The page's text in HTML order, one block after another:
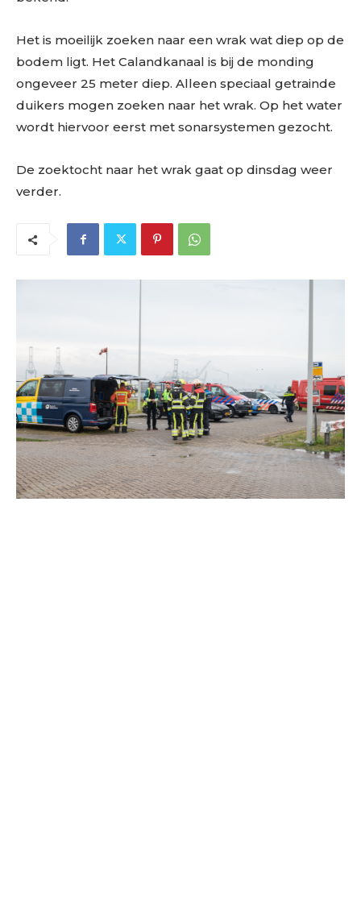
Het is moeilijk zoeken naar een wrak wat diep op de
bodem ligt. Het Calandkanaal is bij de monding
ongeveer 25 meter diep. Alleen speciaal getrainde
duikers mogen zoeken naar het wrak. Op het water
wordt hiervoor eerst met sonarsystemen gezocht.
De zoektocht naar het wrak gaat op dinsdag weer
verder.